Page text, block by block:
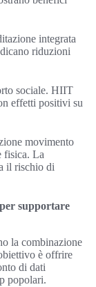
integrata
riduzioni
sociale. HIIT
effetti positivi su
movimento
fisica. La
il rischio di
supportare
la combinazione
è offrire
di dati
popolari.